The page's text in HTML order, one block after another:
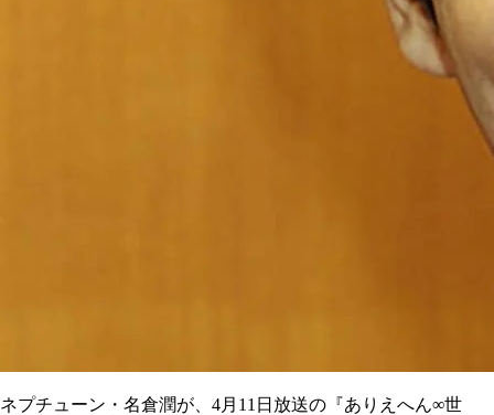
ネプチューン・名倉潤が、4月11日放送の『ありえへん∞世